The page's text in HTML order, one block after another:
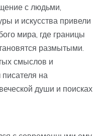
с людьми,
и искусства привели
мира, где границы
размытыми.
смыслов и
писателя на
души и поисках